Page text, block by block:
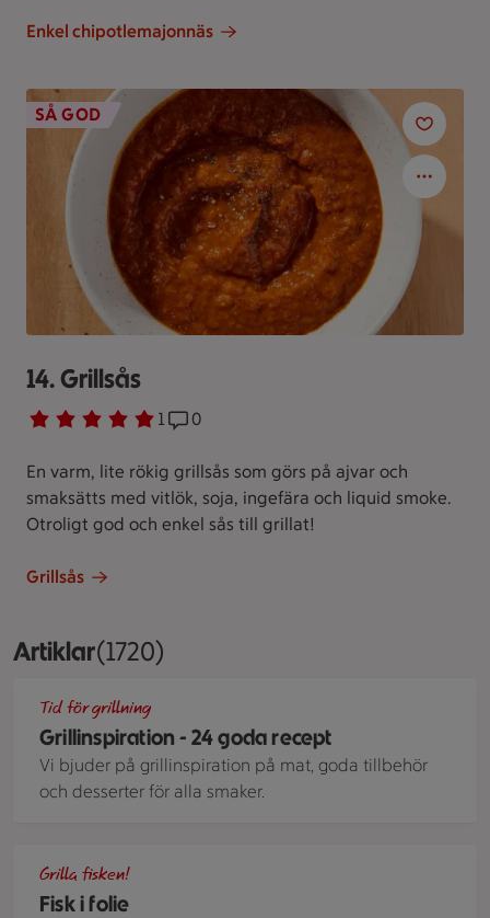
Enkel chipotlemajonnäs
SÅ GOD
14. Grillsås
Betyg 5 av 5. 1
1 personer har röstatReceptet har 0 kommentarer
0
En varm, lite rökig grillsås som görs på ajvar och
smaksätts med vitlök, soja, ingefära och liquid smoke.
Otroligt god och enkel sås till grillat!
Grillsås
ArtiklarVisar 1720 stycken
(1720)
Grillinspiration - 24 goda recept
Tid för grillning
Vi bjuder på grillinspiration på mat, goda tillbehör
och desserter för alla smaker.
Fisk i folie
Grilla fisken!